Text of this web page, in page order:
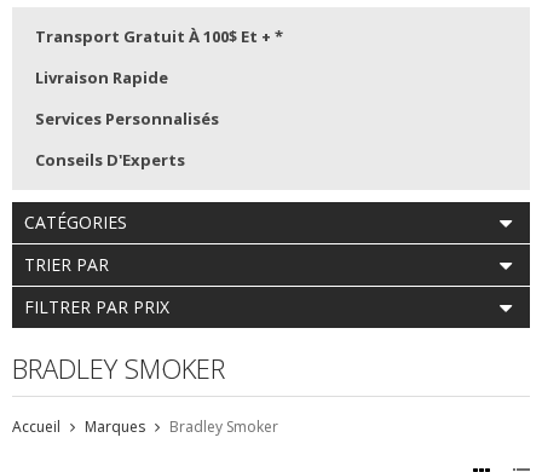
Transport Gratuit À 100$ Et + *
Livraison Rapide
Services Personnalisés
Conseils D'Experts
CATÉGORIES
TRIER PAR
FILTRER PAR PRIX
BRADLEY SMOKER
Accueil Marques Bradley Smoker